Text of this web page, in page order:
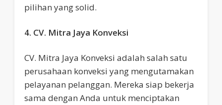
pilihan yang solid.
4. CV. Mitra Jaya Konveksi
CV. Mitra Jaya Konveksi adalah salah satu
perusahaan konveksi yang mengutamakan
pelayanan pelanggan. Mereka siap bekerja
sama dengan Anda untuk menciptakan